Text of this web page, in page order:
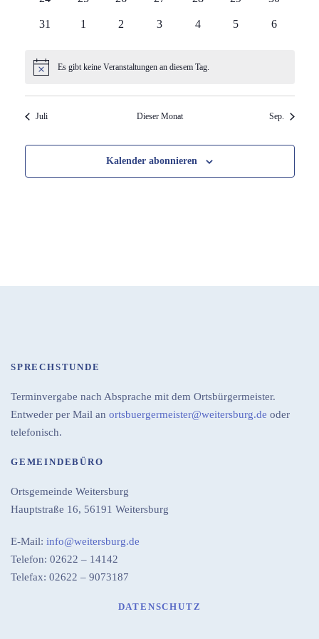
0
31
01
0
2
0
3
0
4
0
5
0
6
HinweisEs gibt keine Veranstaltungen an diesem Tag.
Juli Dieser Monat Sep.
Kalender abonnieren
GEMEINDEBÜRO
Ortsgemeinde Weitersburg
Hauptstraße 16, 56191 Weitersburg
E-Mail: info@weitersburg.de
Telefon: 02622 – 14142
Telefax: 02622 – 9073187
SPRECHSTUNDE
Terminvergabe nach Absprache mit dem Ortsbürgermeister.
Entweder per Mail an ortsbuergermeister@weitersburg.de oder
telefonisch.
DATENSCHUTZ